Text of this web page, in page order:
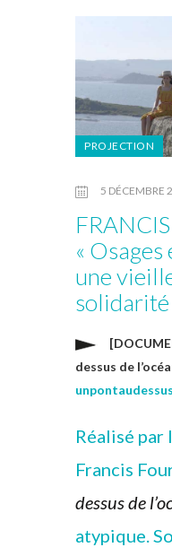
PROJECTION
5 DÉCEMBRE
«
une
solidarité
dessus de
Réalisé par
Francis
dessus de
atypique.